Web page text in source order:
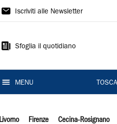
Il
Iscriviti alle Newsletter
Sfoglia il quotidiano
MENU
Livorno Firenze Cecina-Rosignano